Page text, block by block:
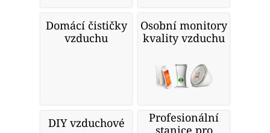
Domácí čističky
vzduchu
Osobní monitory
kvality vzduchu
DIY vzduchové
Profesionální
stanice pro